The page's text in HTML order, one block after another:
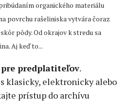
organického materiálu
povrchu rašeliniska vytvára čoraz
pôdy. Od okrajov k stredu sa
Aj keď to...
predplatiteľov.
klasicky, elektronicky alebo
prístup do archívu